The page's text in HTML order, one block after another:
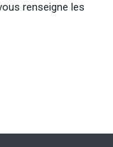
renseigne les